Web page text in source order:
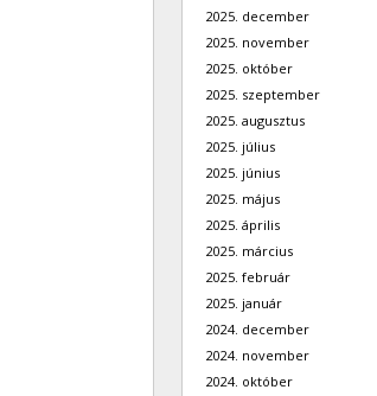
2025. december
2025. november
2025. október
2025. szeptember
2025. augusztus
2025. július
2025. június
2025. május
2025. április
2025. március
2025. február
2025. január
2024. december
2024. november
2024. október